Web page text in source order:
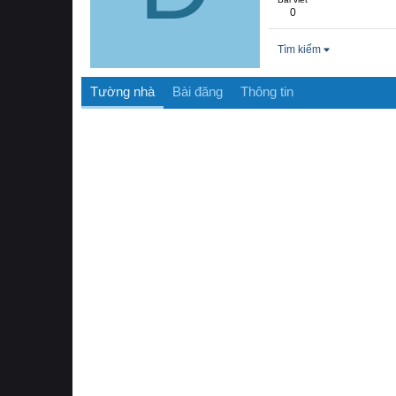
0
Tìm kiếm
Tường nhà Bài đăng Thông tin